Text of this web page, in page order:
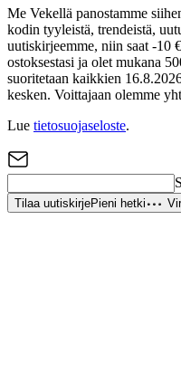
Me Vekellä panostamme
kodin tyyleistä, trendeistä,
uutiskirjeemme, niin saat -10
ostoksestasi ja olet mukana
suoritetaan kaikkien
kesken. Voittajaan olemme
Lue tietosuojaseloste.
Tilaa uutiskirjePieni hetki